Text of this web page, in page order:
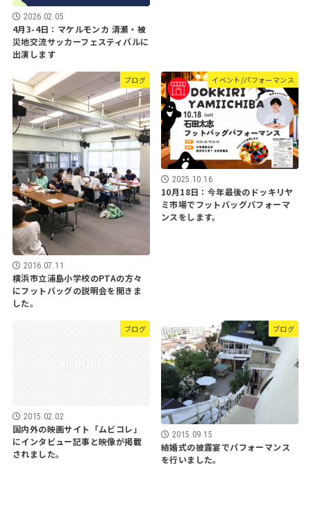
2026.02.05
4月3-4日：マケルモンカ 清瀬・被
災地交流サッカーフェスティバルに
出演します
ブログ
2016.07.11
横浜市立浦島小学校のPTAの方々
にフットバッグの説明会を開きま
した。
イベント/パフォーマンス
2025.10.16
10月18日：今年最後のドッキリヤ
ミ市場でフットバッグパフォーマ
ンスをします。
ブログ
2015.02.02
国内外の映画サイト「ムビコレ」
にインタビュー記事と映像が掲載
されました。
ブログ
2015.09.15
結婚式の披露宴でパフォーマンス
を行いました。